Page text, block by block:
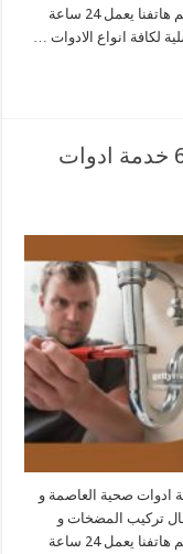
السخانات و الفلاتر و غيرها من خدمات السباكة رقم هاتفنا يعمل 24 ساعة
لكافة انواع الادوات …
ادوات صحية العاصمة 66817766 خدمة ادوات
صحية العاصمة و
تركيب المضخات و
السخانات و الفلاتر و غيرها من خدمات السباكة رقم هاتفنا يعمل 24 ساعة